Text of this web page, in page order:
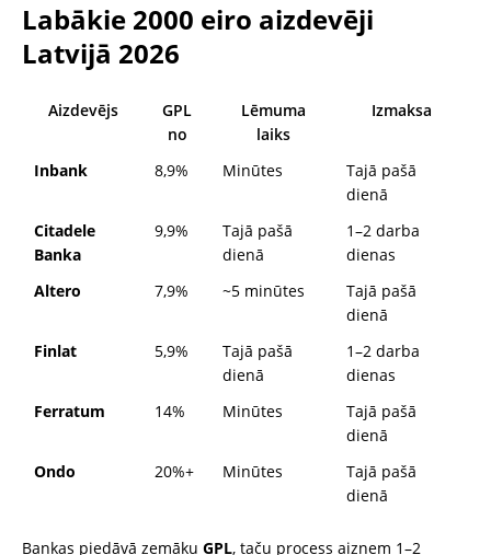
Labākie 2000 eiro aizdevēji
Latvijā 2026
Aizdevējs
GPL
no
Lēmuma
laiks
Izmaksa
Inbank 8,9% Minūtes
Tajā pašā
dienā
Citadele
Banka
9,9%
Tajā pašā
dienā
1–2 darba
dienas
Altero
7,9% ~5 minūtes
Tajā pašā
dienā
Finlat
5,9%
Tajā pašā
dienā
1–2 darba
dienas
Ferratum
14% Minūtes
Tajā pašā
dienā
Ondo
20%+ Minūtes
Tajā pašā
dienā
Bankas piedāvā zemāku GPL, taču process aizņem 1–2